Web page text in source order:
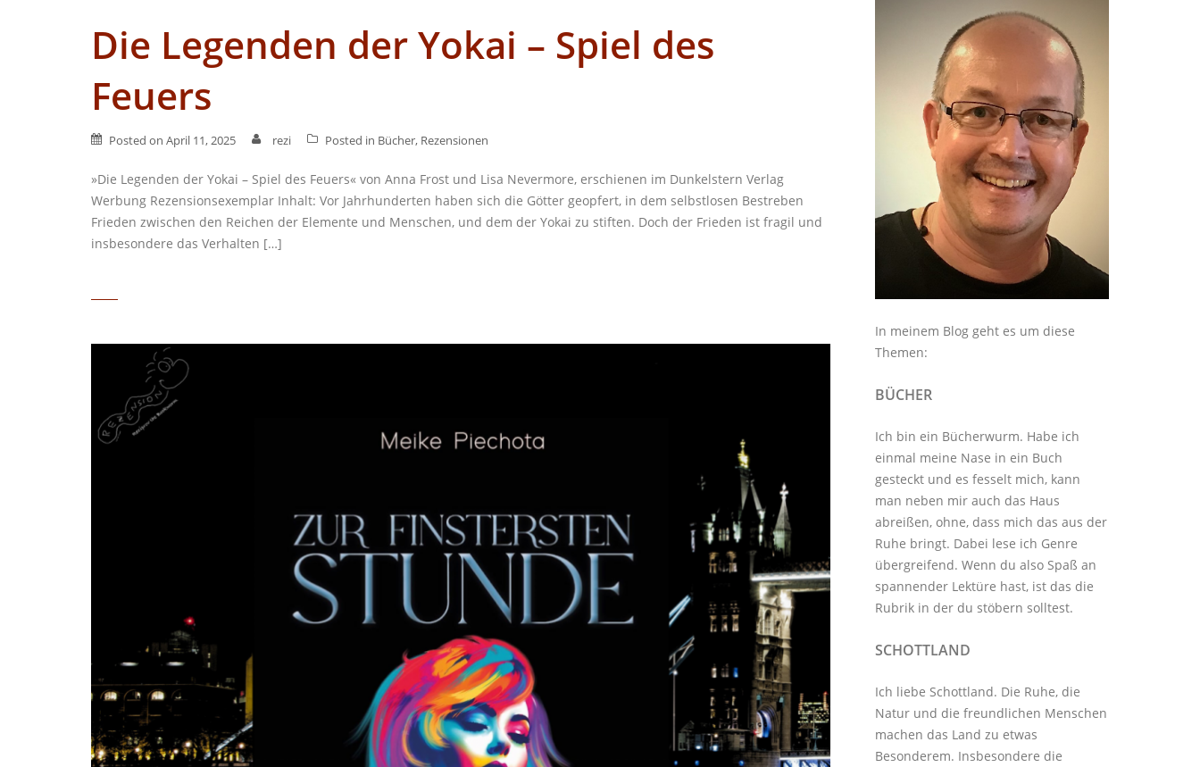
Die Legenden der Yokai – Spiel des
Feuers
Posted on April 11, 2025 rezi Posted in Bücher, Rezensionen
»Die Legenden der Yokai – Spiel des Feuers« von Anna Frost und Lisa Nevermore, erschienen im Dunkelstern Verlag
Werbung Rezensionsexemplar Inhalt: Vor Jahrhunderten haben sich die Götter geopfert, in dem selbstlosen Bestreben
Frieden zwischen den Reichen der Elemente und Menschen, und dem der Yokai zu stiften. Doch der Frieden ist fragil und
insbesondere das Verhalten […]
In meinem Blog geht es um diese
Themen:
BÜCHER
Ich bin ein Bücherwurm. Habe ich
einmal meine Nase in ein Buch
gesteckt und es fesselt mich, kann
man neben mir auch das Haus
abreißen, ohne, dass mich das aus der
Ruhe bringt. Dabei lese ich Genre
übergreifend. Wenn du also Spaß an
spannender Lektüre hast, ist das die
Rubrik in der du stöbern solltest.
SCHOTTLAND
Ich liebe Schottland. Die Ruhe, die
Natur und die freundlichen Menschen
machen das Land zu etwas
Besonderem. Insbesondere die